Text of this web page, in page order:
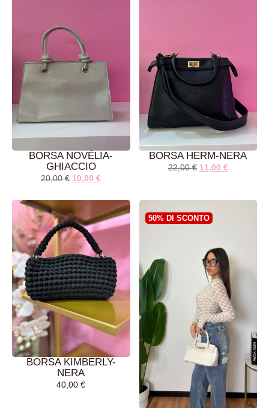
BORSA NOVÉLIA-
GHIACCIO
20,00€ 10,00€
CARRELLO
BORSA HERM-NERA
22,00€ 11,00 €
BORSA KIMBERLY-
NERA
40,00€
50% DI SCONTO